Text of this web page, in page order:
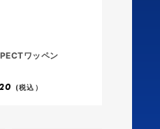
ワッペン
(税込）